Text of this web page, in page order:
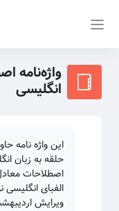
واژه‌نامه
انگلیسی
این واژه نامه
حلقه به زبان
اصطلاحات
الفبای
ویرایش